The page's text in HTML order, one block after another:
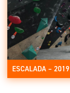
ESCALADA – 2019